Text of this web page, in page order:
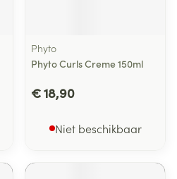
Phyto
Phyto Curls Creme 150ml
€ 18,90
Niet beschikbaar